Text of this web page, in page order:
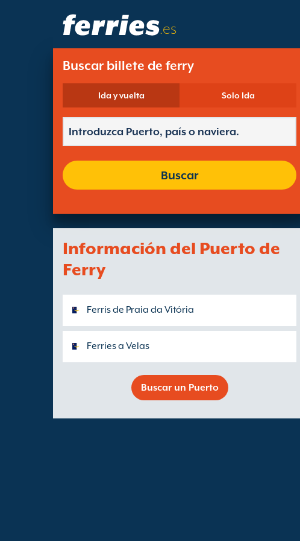
.es
Buscar billete de ferry
Ida y vuelta Solo Ida
Buscar
Información del Puerto de
Ferry
Ferris de Praia da Vitória
Ferries a Velas
Buscar un Puerto